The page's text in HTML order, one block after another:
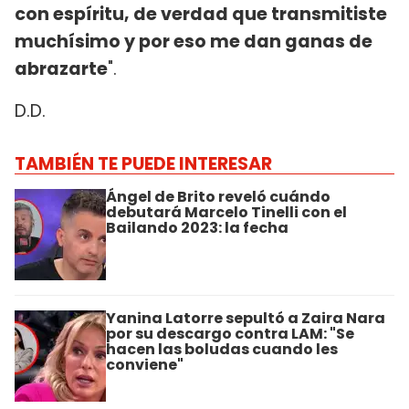
con espíritu, de verdad que transmitiste
muchísimo y por eso me dan ganas de
abrazarte".
D.D.
TAMBIÉN TE PUEDE INTERESAR
Ángel de Brito reveló cuándo
debutará Marcelo Tinelli con el
Bailando 2023: la fecha
Yanina Latorre sepultó a Zaira Nara
por su descargo contra LAM: "Se
hacen las boludas cuando les
conviene"